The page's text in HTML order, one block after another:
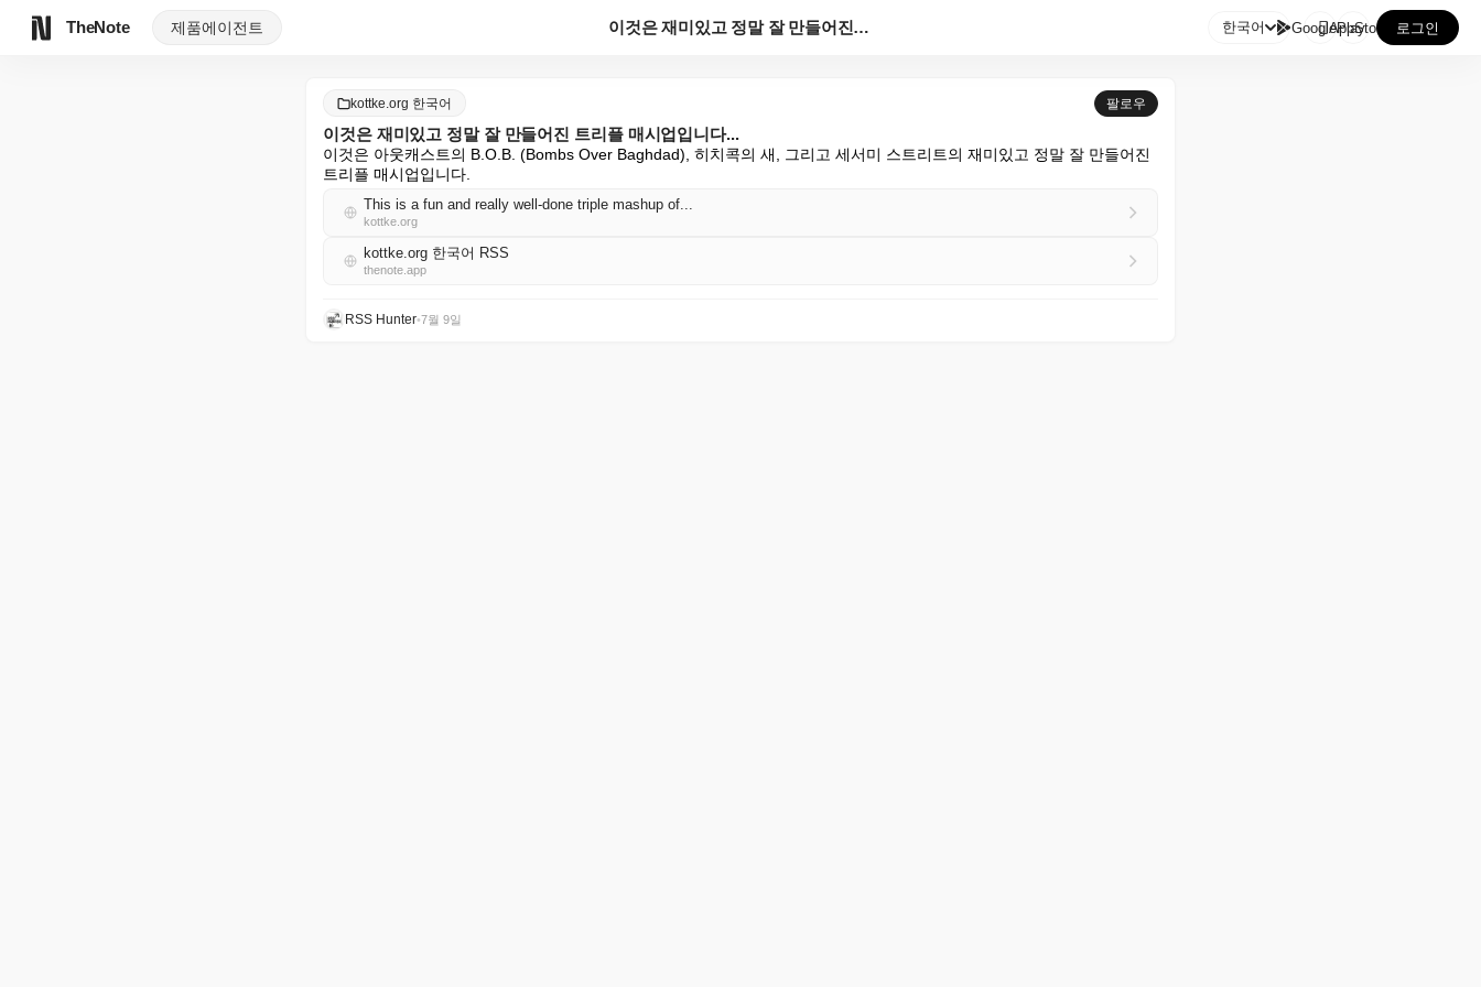
TheNote 제품에이전트 이것은 재미있고 정말 잘 만들어진 트리플 매시업입니다.... 한국어 GooglePlay
AppStore 로그인
kottke.org 한국어 팔로우
이것은 재미있고 정말 잘 만들어진 트리플 매시업입니다...
이것은 아웃캐스트의 B.O.B. (Bombs Over Baghdad), 히치콕의 새, 그리고 세서미 스트리트의 재미있고 정말 잘 만들어진
트리플 매시업입니다.
This is a fun and really well-done triple mashup of...
kottke.org
kottke.org 한국어 RSS
thenote.app
RSS Hunter•7월 9일